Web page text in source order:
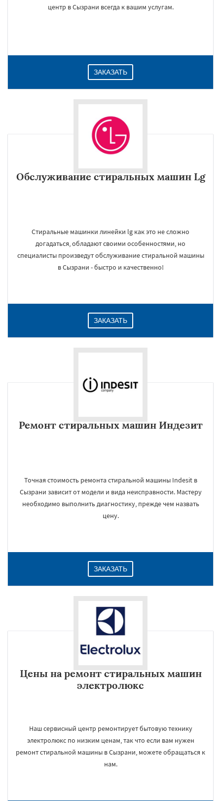
центр в Сызрани всегда к вашим услугам.
ЗАКАЗАТЬ
Обслуживание стиральных машин Lg
Стиральные машинки линейки lg как это не сложно
догадаться, обладают своими особенностями, но
специалисты произведут обслуживание стиральной машины
в Сызрани - быстро и качественно!
ЗАКАЗАТЬ
Ремонт стиральных машин Индезит
Точная стоимость ремонта стиральной машины Indesit в
Сызрани зависит от модели и вида неисправности. Мастеру
необходимо выполнить диагностику, прежде чем назвать
цену.
ЗАКАЗАТЬ
Цены на ремонт стиральных машин
электролюкс
Наш сервисный центр ремонтирует бытовую технику
электролюкс по низким ценам, так что если вам нужен
ремонт стиральной машины в Сызрани, можете обращаться к
нам.